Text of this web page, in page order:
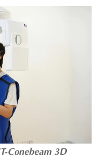
Conebeam 3D